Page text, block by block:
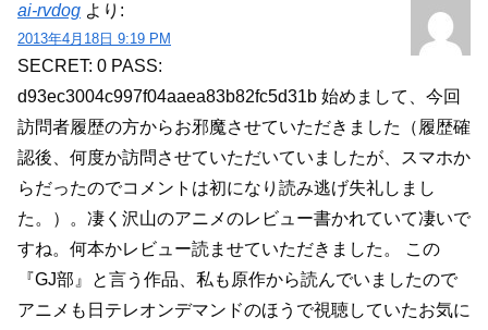
ai-rvdog より:
2013年4月18日 9:19 PM
SECRET: 0 PASS:
d93ec3004c997f04aaea83b82fc5d31b 始めまして、今回
訪問者履歴の方からお邪魔させていただきました（履歴確
認後、何度か訪問させていただいていましたが、スマホか
らだったのでコメントは初になり読み逃げ失礼しまし
た。）。凄く沢山のアニメのレビュー書かれていて凄いで
すね。何本かレビュー読ませていただきました。
この
『GJ部』と言う作品、私も原作から読んでいましたので
アニメも日テレオンデマンドのほうで視聴していたお気に